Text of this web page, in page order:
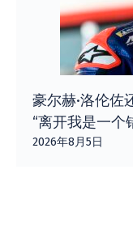
豪尔赫·洛伦佐
“离开我是一个
2026年8月5日